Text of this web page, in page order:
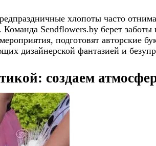
хлопоты часто
Sendflowers.by берет
подготовят авторские
дизайнерской фантазией и
создаем